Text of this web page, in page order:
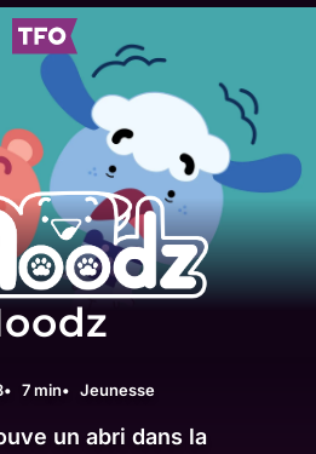
7 min Jeunesse
un abri dans la